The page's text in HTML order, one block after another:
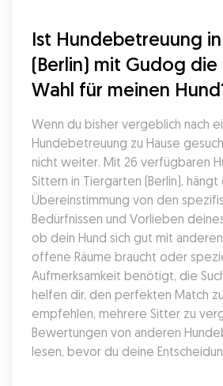
Ist Hundebetreuung
(Berlin) mit Gudog
Wahl für meinen
Wenn du bisher vergeblich nach
Hundebetreuung zu Hause
nicht weiter. Mit 26 verfügbaren
Sittern in Tiergarten (Berlin),
Übereinstimmung von den
Bedürfnissen und Vorlieben
ob dein Hund sich gut mit
offene Räume braucht oder
Aufmerksamkeit benötigt, die
helfen dir, den perfekten Match
empfehlen, mehrere Sitter zu
Bewertungen von anderen
lesen, bevor du deine